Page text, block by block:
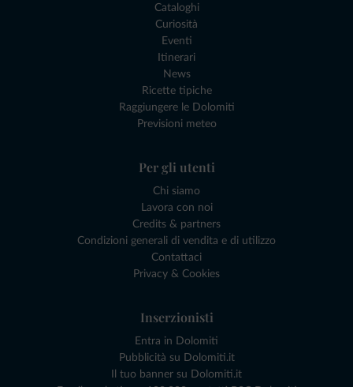
Cataloghi
Curiosità
Eventi
Itinerari
News
Ricette tipiche
Raggiungere le Dolomiti
Previsioni meteo
Per gli utenti
Chi siamo
Lavora con noi
Credits & partners
Condizioni generali di vendita e di utilizzo
Contattaci
Privacy & Cookies
Inserzionisti
Entra in Dolomiti
Pubblicità su Dolomiti.it
Il tuo banner su Dolomiti.it